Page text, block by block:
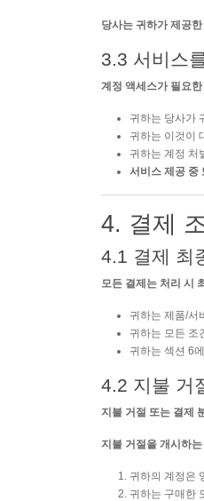
당사는 귀하가 제공
3.3 서비스
계정 액세스가 필요
귀하는 당사가
귀하는 이것이
귀하는 계정 처
서비스 제공 중
4. 결제
4.1 결제 최
모든 결제는 처리 시
귀하는 제품/서
귀하는 모든 조
귀하는 섹션 6
4.2 지불 거
지불 거절 또는 결제
지불 거절을 개시하
귀하의 계정은
귀하는 구매한